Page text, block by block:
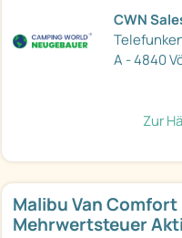
CWN
A - 4840
Zur
Malibu Van Comfort
Mehrwertsteuer